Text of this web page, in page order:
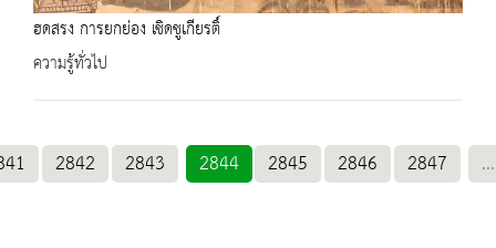
ฮดสรง การยกย่อง เชิดชูเกียรติ์
ความรู้ทั่วไป
2842 2843 2844 2845 2846 2847 ...